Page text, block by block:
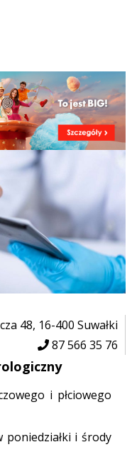
48, 16-400 Suwałki
87 566 35 76
i płciowego
poniedziałki i środy